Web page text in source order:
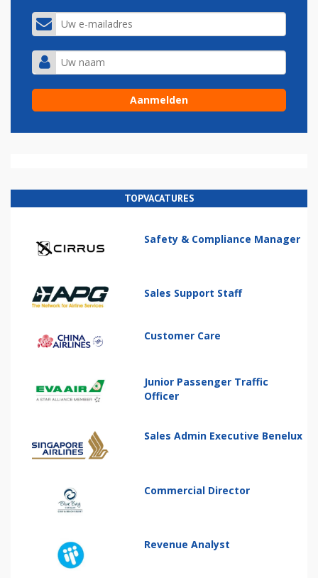
TOPVACATURES
Safety & Compliance Manager
Sales Support Staff
Customer Care
Junior Passenger Traffic
Officer
Sales Admin Executive Benelux
Commercial Director
Revenue Analyst